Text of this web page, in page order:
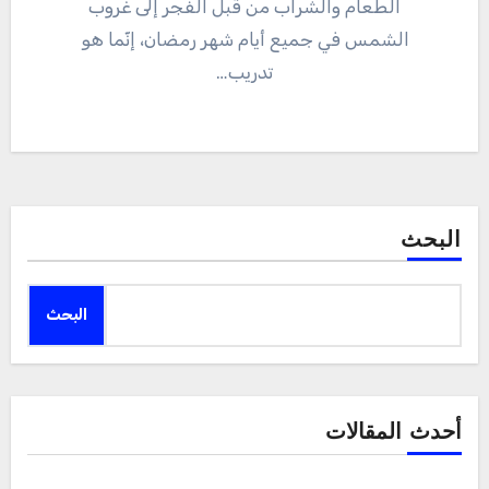
الطعام والشراب من قبل الفجر إلى غروب
الشمس في جميع أيام شهر رمضان، إنّما هو
تدريب…
البحث
البحث
أحدث المقالات